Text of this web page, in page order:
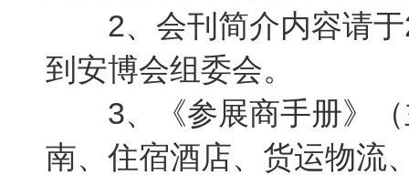
2、会刊简介内容请于
到安博会组委会。
3、《参展商手册》（
南、住宿酒店、货运物流